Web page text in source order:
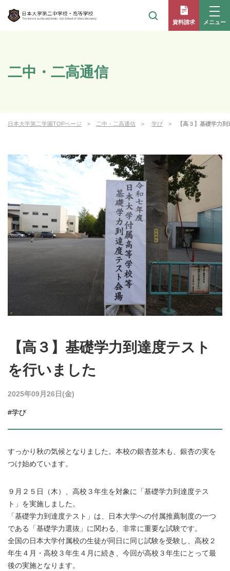
資料請求 メニュー
二中・二高通信
日本大学第二学園TOPページ 二中・二高通信 学び 【高３】基礎学力
【高３】基礎学力到達度テスト
を行いました
2025年09月26日(金)
#学び
すっかり秋の気候となりました。本校の銀杏並木も、銀杏の実を
つけ始めています。
９月２５日（木）、高校３年生を対象に「基礎学力到達度テス
ト」を実施しました。
「基礎学力到達度テスト」は、日本大学への付属推薦制度の一つ
である「基礎学力選抜」に関わる、非常に重要な試験です。
全国の日本大学付属校の生徒が同日に同じ試験を受験し、高校２
年生４月・高校３年生４月に続き、今回が高校３年生にとって最
後の実施となります。